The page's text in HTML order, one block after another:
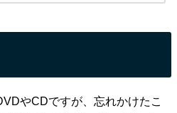
やCDですが、忘れかけたこ